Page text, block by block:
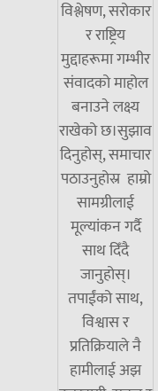
विश्लेषण, सरोकार
र राष्ट्रिय
मुद्दाहरूमा गम्भीर
संवादको माहोल
बनाउने लक्ष्य
राखेको छ।सुझाव
दिनुहोस्, समाचार
पठाउनुहोस्र हाम्रो
सामग्रीलाई
मूल्यांकन गर्दै
साथ दिँदै
जानुहोस्।
तपाईंको साथ,
विश्वास र
प्रतिक्रियाले नै
हामीलाई अझ